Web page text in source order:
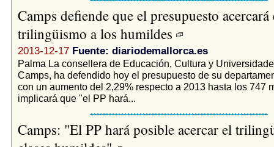
Camps defiende que el presupuesto acercará
trilingüismo a los humildes
2013-12-17 Fuente: diariodemallorca.es
Palma La consellera de Educación, Cultura y
Camps, ha defendido hoy el presupuesto de su
con un aumento del 2,29% respecto a 2013 hasta los 747
implicará que "el PP hará...
Camps: "El PP hará posible acercar el